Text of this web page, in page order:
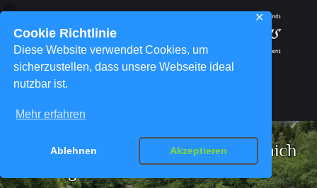
Cookie Richtlinie
Diese Website verwendet Cookies, um
sicherzustellen, dass unsere Webseite ideal
nutzbar ist.
Mehr erfahren
Ablehnen Akzeptieren
✕
Berlin du forderst mich! Willst du mich
auch begraben?